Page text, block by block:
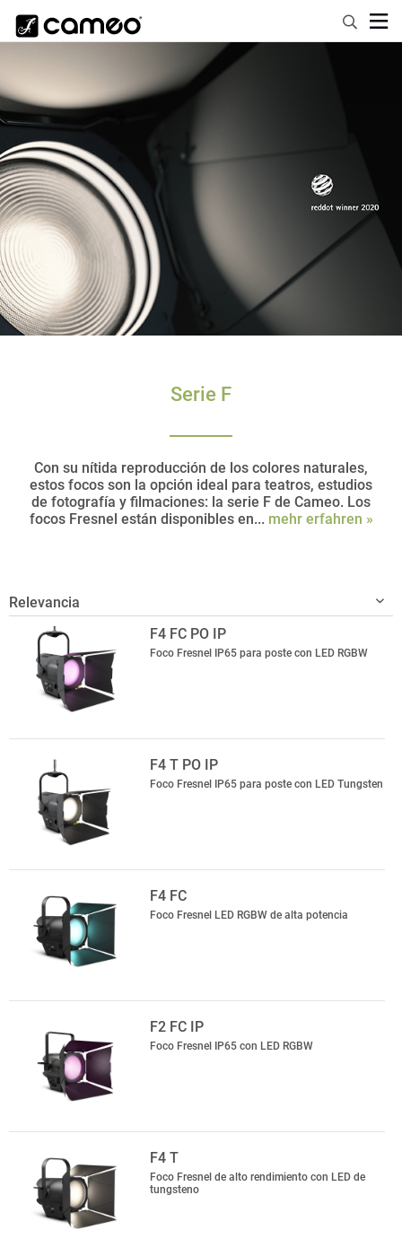
Serie F
Con su nítida reproducción de los colores naturales,
estos focos son la opción ideal para teatros, estudios
de fotografía y filmaciones: la serie F de Cameo. Los
focos Fresnel están disponibles en... mehr erfahren »
F4 FC PO IP
Foco Fresnel IP65 para poste con LED RGBW
F4 T PO IP
Foco Fresnel IP65 para poste con LED Tungsten
F4 FC
Foco Fresnel LED RGBW de alta potencia
F2 FC IP
Foco Fresnel IP65 con LED RGBW
F4 T
Foco Fresnel de alto rendimiento con LED de
tungsteno